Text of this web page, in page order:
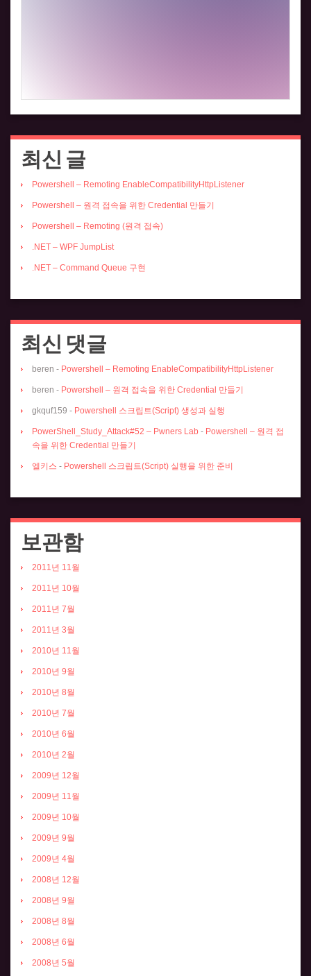
최신 글
Powershell – Remoting EnableCompatibilityHttpListener
Powershell – 원격 접속을 위한 Credential 만들기
Powershell – Remoting (원격 접속)
.NET – WPF JumpList
.NET – Command Queue 구현
최신 댓글
beren - Powershell – Remoting EnableCompatibilityHttpListener
beren - Powershell – 원격 접속을 위한 Credential 만들기
gkquf159 - Powershell 스크립트(Script) 생성과 실행
PowerShell_Study_Attack#52 – Pwners Lab - Powershell – 원격 접
속을 위한 Credential 만들기
엘키스 - Powershell 스크립트(Script) 실행을 위한 준비
보관함
2011년 11월
2011년 10월
2011년 7월
2011년 3월
2010년 11월
2010년 9월
2010년 8월
2010년 7월
2010년 6월
2010년 2월
2009년 12월
2009년 11월
2009년 10월
2009년 9월
2009년 4월
2008년 12월
2008년 9월
2008년 8월
2008년 6월
2008년 5월